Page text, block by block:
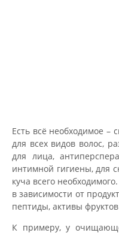
Есть всё необходимое –
для всех видов волос,
для лица,
интимной гигиены, для
куча всего
в зависимости от
пептиды, активы
К примеру, у